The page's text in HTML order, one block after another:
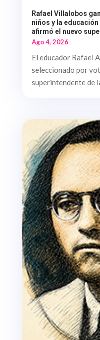
Rafael Villalobos
niños y la
afirmó el nuevo
Ago 4, 2026
El educador Rafael
seleccionado por
superintendente de